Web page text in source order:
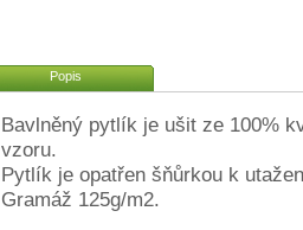
Popis
Bavlněný pytlík je ušit ze 100%
vzoru.
Pytlík je opatřen šňůrkou k
Gramáž 125g/m2.